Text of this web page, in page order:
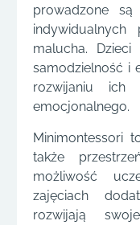
prowadzone
malucha.
samodzielność i
rozwijaniu ich
emocjonalnego.
Minimontessori
także
możliwość
zajęciach
rozwijają